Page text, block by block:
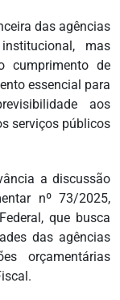
das agências
mas
cumprimento de
essencial para
aos
serviços públicos
a discussão
nº 73/2025,
que busca
das agências
orçamentárias